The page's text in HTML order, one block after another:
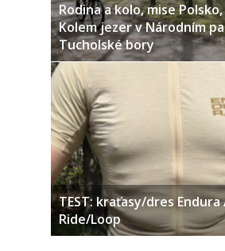
Rodina a kolo, mise
Kolem jezer v Národním
Tucholské bory
TEST: kraťasy/dres
Ride/Loop